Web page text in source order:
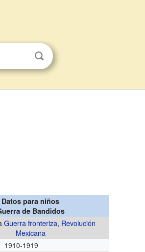
Datos para niños
de Bandidos
Guerra fronteriza, Revolución
Mexicana
1910-1919